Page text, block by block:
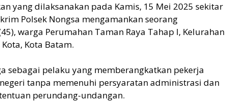
yang dilaksanakan pada Kamis, 15 Mei 2025 sekitar
Polsek Nongsa mengamankan seorang
warga Perumahan Taman Raya Tahap I, Kelurahan
Kota Batam.
sebagai pelaku yang memberangkatkan pekerja
tanpa memenuhi persyaratan administrasi dan
perundang-undangan.